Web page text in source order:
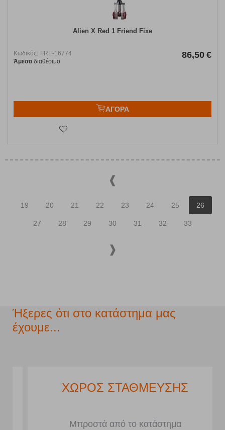
Alien X Red 1 Friend Fixe
Κωδικός: FRE-16774
Άμεσα διαθέσιμο
86,50 €
ΑΓΟΡΑ
19 20 21 22 23 24 25 26
27 28 29 30 31 32 33
Ήξερες ότι στο κατάστημα μας
έχουμε...
ΧΩΡΟΣ ΣΤΑΘΜΕΥΣΗΣ
Μπροστά από το κατάστημα